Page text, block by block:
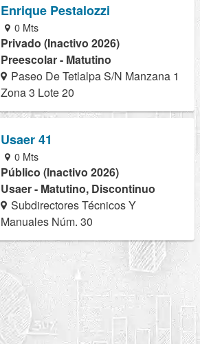
Enrique Pestalozzi
0 Mts
Privado (Inactivo 2026)
Preescolar - Matutino
Paseo De Tetlalpa S/N Manzana 1
Zona 3 Lote 20
Usaer 41
0 Mts
Público (Inactivo 2026)
Usaer - Matutino, Discontinuo
Subdirectores Técnicos Y
Manuales Núm. 30